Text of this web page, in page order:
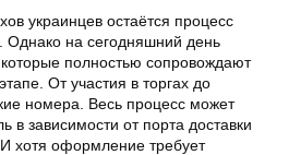
украинцев остаётся процесс
Однако на сегодняшний день
полностью сопровождают
От участия в торгах до
номера. Весь процесс может
в зависимости от порта доставки
хотя оформление требует